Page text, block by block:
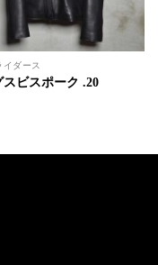
イダース
スビスポーク .20